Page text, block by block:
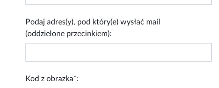
Podaj adres(y), pod który(e) wysłać mail
(oddzielone przecinkiem):
Kod z obrazka*: